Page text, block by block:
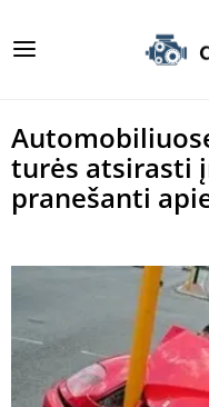
turės atsirasti
pranešanti